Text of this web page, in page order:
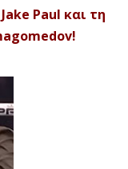
Paul και τη